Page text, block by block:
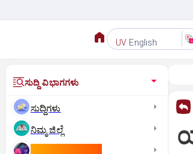
UV English
ಸುದ್ದಿ ವಿಭಾಗಗಳು
ಸುದ್ದಿಗಳು
ನಿಮ್ಮ ಜಿಲ್ಲೆ